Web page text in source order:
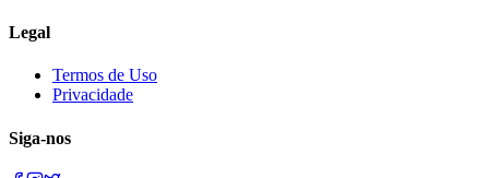
Legal
Termos de Uso
Privacidade
Siga-nos